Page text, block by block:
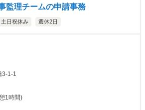
監理チームの申請事務
土日祝休み 週休2日
3-1-1
1時間)